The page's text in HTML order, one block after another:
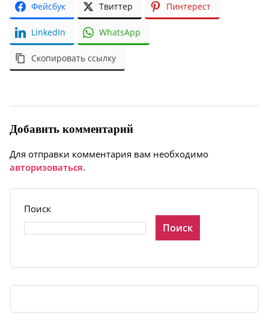
Фейсбук Твиттер Пинтерест
LinkedIn WhatsApp
Скопировать ссылку
Добавить комментарий
Для отправки комментария вам необходимо
авторизоваться.
Поиск
Поиск